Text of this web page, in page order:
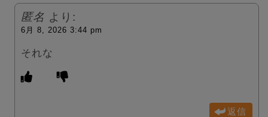
匿名 より:
6月 8, 2026 3:44 pm
それな
返信